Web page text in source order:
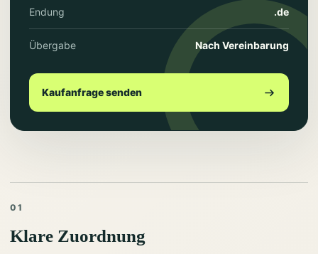
Endung .de
Übergabe Nach Vereinbarung
Kaufanfrage senden
01
Klare Zuordnung